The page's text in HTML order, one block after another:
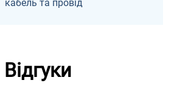
кабель та провід
Відгуки